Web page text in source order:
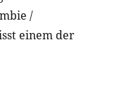
/
einem der